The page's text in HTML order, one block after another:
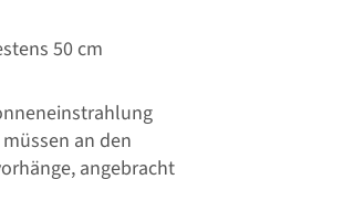
50 cm
an den
angebracht